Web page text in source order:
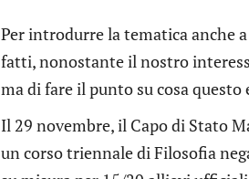
Per introdurre la tematica anche
fatti, nonostante il nostro
ma di fare il punto su cosa questo
Il 29 novembre, il Capo di Stato
un corso triennale di Filosofia